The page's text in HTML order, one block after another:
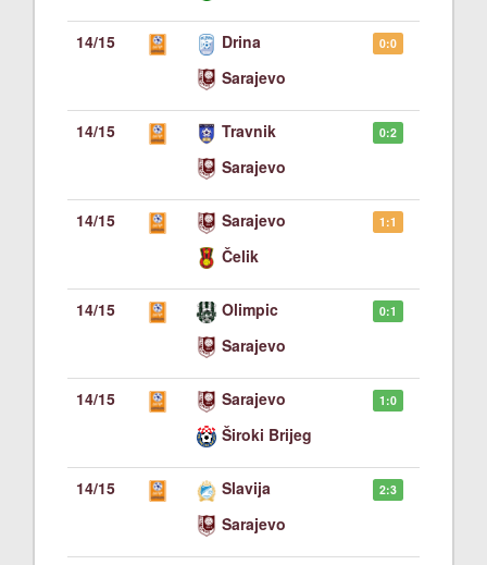
14/15
Drina
Sarajevo
0:0
14/15
Travnik
Sarajevo
0:2
14/15
Sarajevo
Čelik
1:1
14/15
Olimpic
Sarajevo
0:1
14/15
Sarajevo
Široki Brijeg
1:0
14/15
Slavija
Sarajevo
2:3